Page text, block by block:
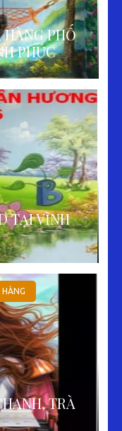
PHỐ
PHÚC
TẠI VĨNH
TRÀ